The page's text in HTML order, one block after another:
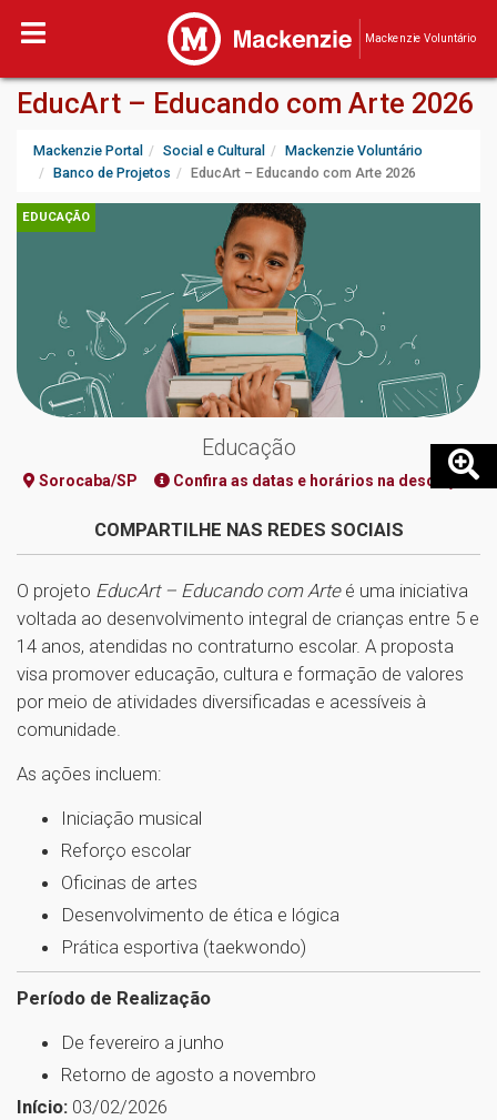
Mackenzie Voluntário
EducArt – Educando com Arte 2026
Mackenzie Portal Social e Cultural
Mackenzie Voluntário
Banco de Projetos
EducArt – Educando com Arte 2026
EDUCAÇÃO
Educação
Sorocaba/SP Confira as datas e horários na descrição
COMPARTILHE NAS REDES SOCIAIS
O projeto EducArt – Educando com Arteé uma iniciativa
voltada ao desenvolvimento integral de crianças entre 5 e
14 anos, atendidas no contraturno escolar. A proposta
visa promover educação, cultura e formação de valores
por meio de atividades diversificadas e acessíveis à
comunidade.
As ações incluem:
Iniciação musical
Reforço escolar
Oficinas de artes
Desenvolvimento de ética e lógica
Prática esportiva (taekwondo)
Período de Realização
De fevereiro a junho
Retorno de agosto a novembro
Início: 03/02/2026